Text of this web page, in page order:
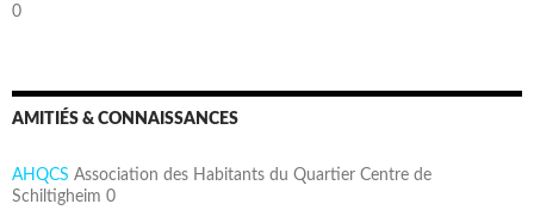
0
AMITIÉS & CONNAISSANCES
AHQCS Association des Habitants du Quartier Centre de
Schiltigheim 0